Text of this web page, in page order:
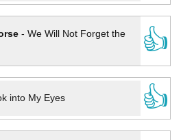
- We Will Not Forget the
👍
into My Eyes
👍